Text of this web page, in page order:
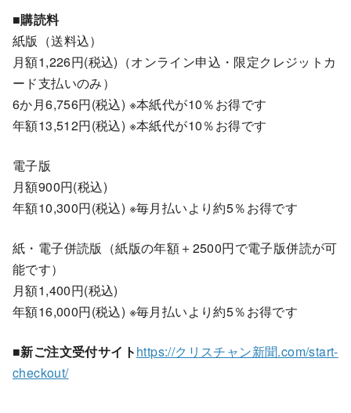
■購読料
紙版（送料込）
月額1,226円(税込)（オンライン申込・限定クレジットカ
ード支払いのみ）
6か月6,756円(税込) ※本紙代が10％お得です
年額13,512円(税込) ※本紙代が10％お得です
電子版
月額900円(税込)
年額10,300円(税込) ※毎月払いより約5％お得です
紙・電子併読版（紙版の年額＋2500円で電子版併読が可
能です）
月額1,400円(税込)
年額16,000円(税込) ※毎月払いより約5％お得です
■新ご注文受付サイトhttps://クリスチャン新聞.com/start-
checkout/